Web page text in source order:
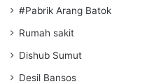
#Pabrik Arang Batok
Rumah sakit
Dishub Sumut
Desil Bansos